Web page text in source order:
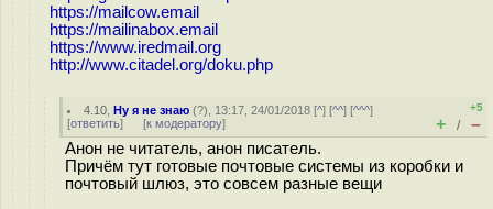
https://mailcow.email
https://mailinabox.email
https://www.iredmail.org
http://www.citadel.org/doku.php
4.10 ,Ну я не знаю (?), 13:17, 24/01/2018 [^] [^^] [^^^]
[ответить] [к модератору]
+5
+ / –
Анон не читатель, анон писатель.
Причём тут готовые почтовые системы из коробки и
почтовый шлюз, это совсем разные вещи